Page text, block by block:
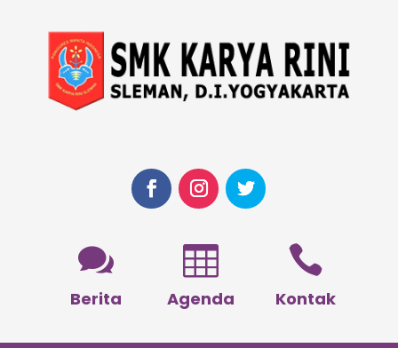

Kontak

Agenda

Berita